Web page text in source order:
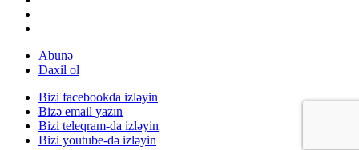
Abunə
Daxil ol
Bizi facebookda izləyin
Bizə email yazın
Bizi teleqram-da izləyin
Bizi youtube-də izləyin